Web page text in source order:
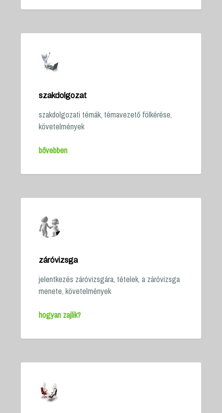
szakdolgozat
szakdolgozati témák, témavezető fölkérése,
követelmények
bővebben
záróvizsga
jelentkezés záróvizsgára, tételek, a záróvizsga
menete, követelmények
hogyan zajlik?